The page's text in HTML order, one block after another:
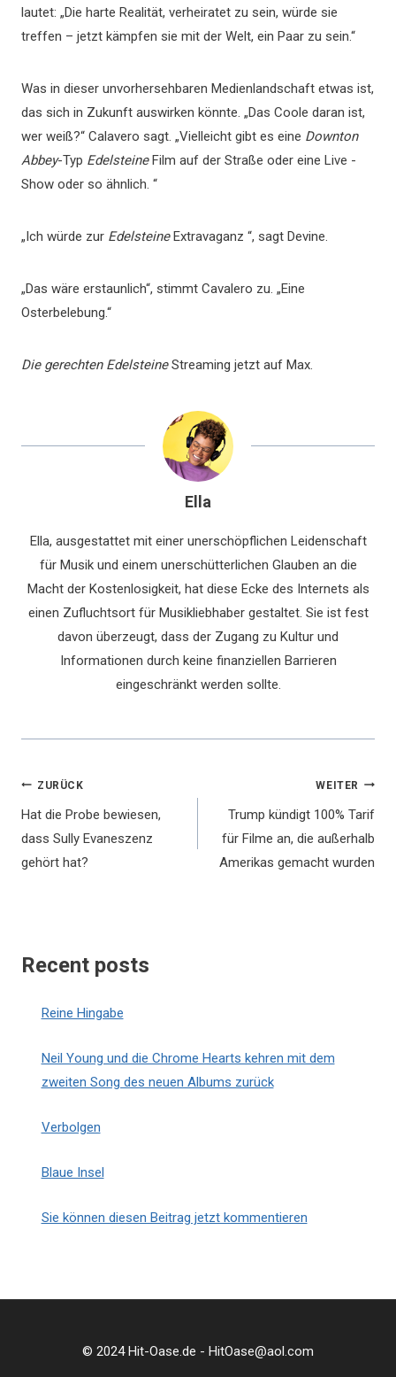
lautet: „Die harte Realität, verheiratet zu sein, würde sie
treffen – jetzt kämpfen sie mit der Welt, ein Paar zu sein.“
Was in dieser unvorhersehbaren Medienlandschaft etwas ist,
das sich in Zukunft auswirken könnte. „Das Coole daran ist,
wer weiß?“ Calavero sagt. „Vielleicht gibt es eine Downton
Abbey-Typ EdelsteineFilm auf der Straße oder eine Live -
Show oder so ähnlich. “
„Ich würde zur EdelsteineExtravaganz “, sagt Devine.
„Das wäre erstaunlich“, stimmt Cavalero zu. „Eine
Osterbelebung.“
Die gerechten EdelsteineStreaming jetzt auf Max.
Ella
Ella, ausgestattet mit einer unerschöpflichen Leidenschaft
für Musik und einem unerschütterlichen Glauben an die
Macht der Kostenlosigkeit, hat diese Ecke des Internets als
einen Zufluchtsort für Musikliebhaber gestaltet. Sie ist fest
davon überzeugt, dass der Zugang zu Kultur und
Informationen durch keine finanziellen Barrieren
eingeschränkt werden sollte.
Beitragsnavigation
ZURÜCK
Hat die Probe bewiesen,
dass Sully Evaneszenz
gehört hat?
WEITER
Trump kündigt 100% Tarif
für Filme an, die außerhalb
Amerikas gemacht wurden
Recent posts
Reine Hingabe
Neil Young und die Chrome Hearts kehren mit dem
zweiten Song des neuen Albums zurück
Verbolgen
Blaue Insel
Sie können diesen Beitrag jetzt kommentieren
© 2024 Hit-Oase.de - HitOase@aol.com